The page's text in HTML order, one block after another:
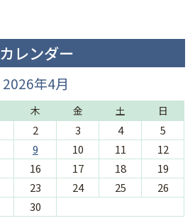
カレンダー
2026年4月
木 金 土 日
2 3 4
5
9 10 11
12
16 17 18
19
23 24 25
26
30